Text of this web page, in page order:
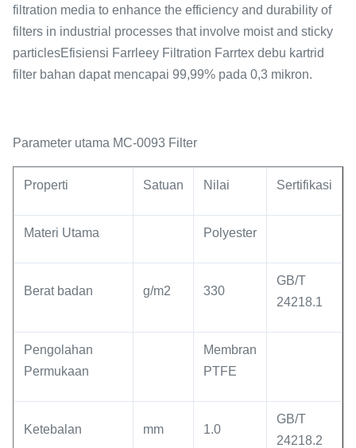
filtration media to enhance the efficiency and durability of
filters in industrial processes that involve moist and sticky
particlesEfisiensi Farrleey Filtration Farrtex debu kartrid
filter bahan dapat mencapai 99,99% pada 0,3 mikron.
Parameter utama MC-0093 Filter
Properti Satuan Nilai Sertifikasi
Materi Utama Polyester
Berat badan g/m2 330
GB/T
24218.1
Pengolahan
Permukaan
Membran
PTFE
Ketebalan mm 1.0
GB/T
24218.2